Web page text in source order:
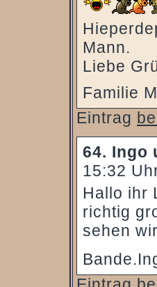
Mann.
Liebe
Familie
Eintrag
64. Ingo
15:32
Hallo ihr
richtig
sehen